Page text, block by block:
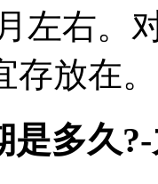
左右。
放在。
是多久